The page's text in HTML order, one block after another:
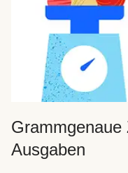
Ausgaben